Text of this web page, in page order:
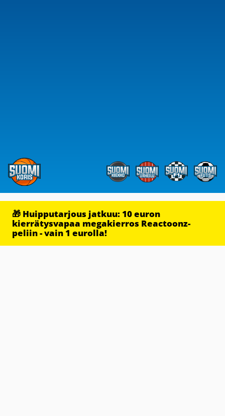
🎁 Huipputarjous jatkuu: 10 euron
kierrätysvapaa megakierros Reactoonz-
peliin - vain 1 eurolla!